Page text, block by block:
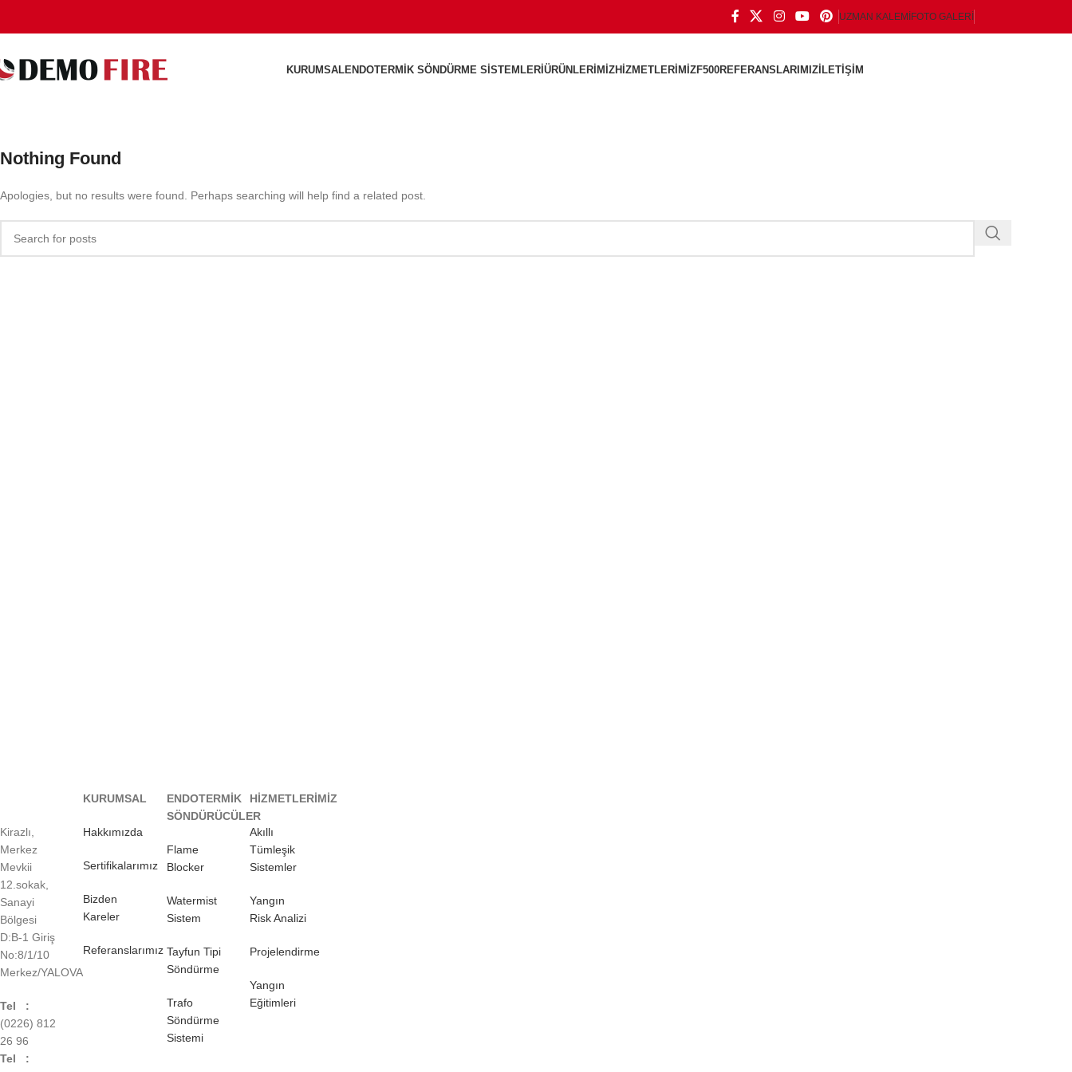
UZMAN KALEMI FOTO GALERI
KURUMSALENDOTERMIK SÖNDÜRME SISTEMLERIÜRÜNLERIMIZHIZMETLERIMIZF500REFERANSLARIMIZİLETIŞIM
Nothing Found
Apologies, but no results were found. Perhaps searching will help find a related post.
Kirazlı,
Merkez
Mevkii
12.sokak,
Sanayi
Bölgesi
D:B-1 Giriş
No:8/1/10
Merkez/YALOVA
Tel :
(0226) 812
26 96
Tel :
KURUMSAL
Hakkımızda
Sertifikalarımız
Bizden
Kareler
Referanslarımız
ENDOTERMİK
SÖNDÜRÜCÜLER
Flame
Blocker
Watermist
Sistem
Tayfun Tipi
Söndürme
Trafo
Söndürme
Sistemi
HİZMETLERİMİZ
Akıllı
Tümleşik
Sistemler
Yangın
Risk Analizi
Projelendirme
Yangın
Eğitimleri